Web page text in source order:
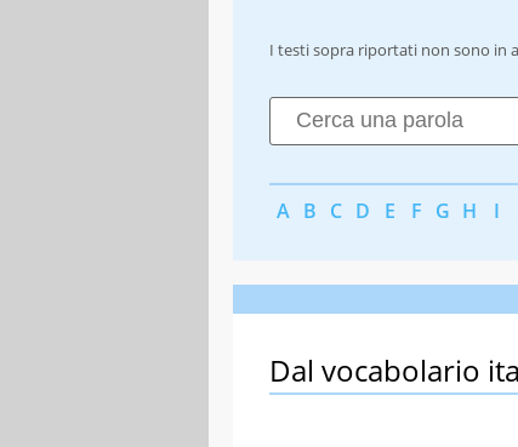
I testi sopra riportati non sono in
A B C D E F G H I
Dal vocabolario